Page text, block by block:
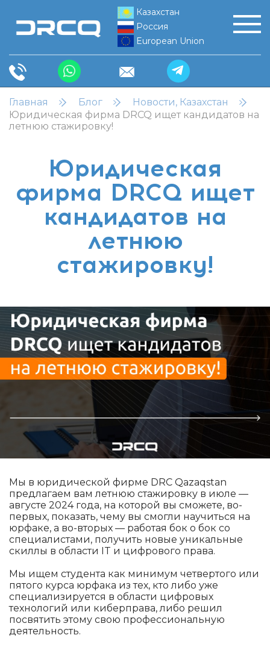
Казахстан
Россия
European Union
Главная Блог
Новости, Казахстан
Юридическая фирма DRCQ ищет кандидатов на
летнюю стажировку!
Юридическая
фирма DRCQ ищет
кандидатов на
летнюю
стажировку!
Мы в юридической фирме DRC Qazaqstan
предлагаем вам летнюю стажировку в июле —
августе 2024 года, на которой вы сможете, во-
первых, показать, чему вы смогли научиться на
юрфаке, а во-вторых — работая бок о бок со
специалистами, получить новые уникальные
скиллы в области IT и цифрового права.
Мы ищем студента как минимум четвертого или
пятого курса юрфака из тех, кто либо уже
специализируется в области цифровых
технологий или киберправа, либо решил
посвятить этому свою профессиональную
деятельность.